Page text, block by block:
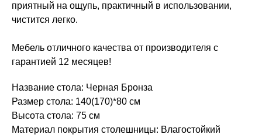
приятный на ощупь, практичный в использовании,
чистится легко.
Мебель отличного качества от производителя с
гарантией 12 месяцев!
Название стола: Черная Бронза
Размер стола: 140(170)*80 см
Высота стола: 75 см
Материал покрытия столешницы: Влагостойкий